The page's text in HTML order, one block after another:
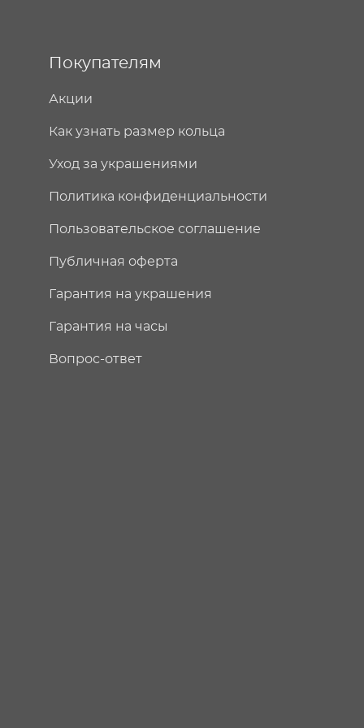
Покупателям
Акции
Как узнать размер кольца
Уход за украшениями
Политика конфиденциальности
Пользовательское соглашение
Публичная оферта
Гарантия на украшения
Гарантия на часы
Вопрос-ответ